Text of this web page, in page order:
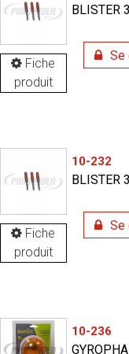
Fiche
produit
BLISTER
Se
Fiche
produit
10-232
BLISTER
Se
10-236